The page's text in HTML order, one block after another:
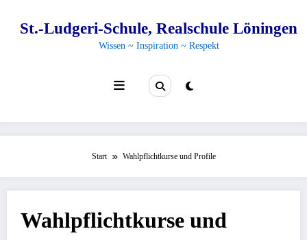
springenSt.-Ludgeri-Schule, Realschule Löningen
Wissen ~ Inspiration ~ Respekt
Start Wahlpflichtkurse und Profile
Wahlpflichtkurse und